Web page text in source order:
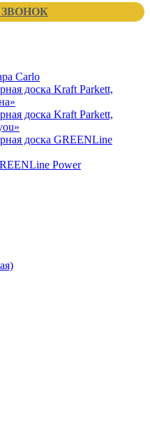
Carlo
доска Kraft Parkett,
доска Kraft Parkett,
доска GREENLine
Power